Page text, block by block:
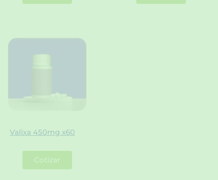
Valixa 450mg x60
Cotizar